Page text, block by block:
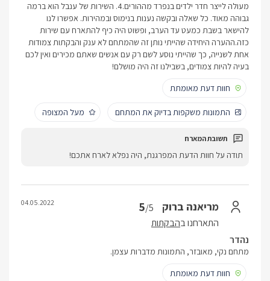
מעולה לייצר חדר ילדים בנפרד מההורים.4. השירות של ענבל הוא ברמה
גבוהה מאוד. כל שאלה ובקשה נענות בנימוס ובמהירות. אפשרו לנו
להישאר בשבת כמעט עד הערב, ופשוט היה כיף להתארח עם שירות
כזה.ההערה היחידה שהייתי נותן זה שהמתחם לא ענק והבקתות צמודות
אחת לשנייה, כך שהייתי נוסע לשם רק עם אנשים שאתם מכירים ואין לכם
בעיה להיות צמודים, בשבילנו זה היה מושלם!
חוות דעת מאומתת
התמונות משקפות בדיוק את המתחם מעל המצופה
תודה על חוות הדעת המפרגנת, היה נפלא לארח אתכם!
מריאנה ברוק 5/5
התארחנו בהבקתות
04.05.2022
נהדר
מתחם נקי, מאובזר, התמונות מדברות עצמן.
חוות דעת מאומתת